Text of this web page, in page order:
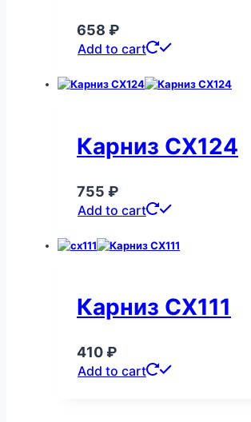
658 ₽
Add to cart
Карниз CX124
755 ₽
Add to cart
Карниз CX111
410₽
Add to cart